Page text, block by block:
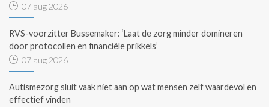
07 aug 2026
RVS-voorzitter Bussemaker: ‘Laat de zorg minder domineren
door protocollen en financiële prikkels’
07 aug 2026
Autismezorg sluit vaak niet aan op wat mensen zelf waardevol en
effectief vinden